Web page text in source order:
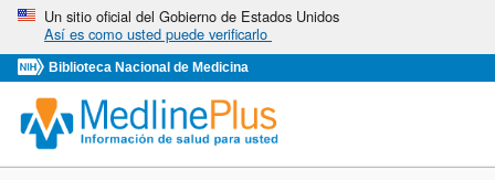
Omita
vaya
al
Contenido
Un sitio oficial del Gobierno de Estados Unidos
Así es como usted puede verificarlo
Biblioteca Nacional de Medicina